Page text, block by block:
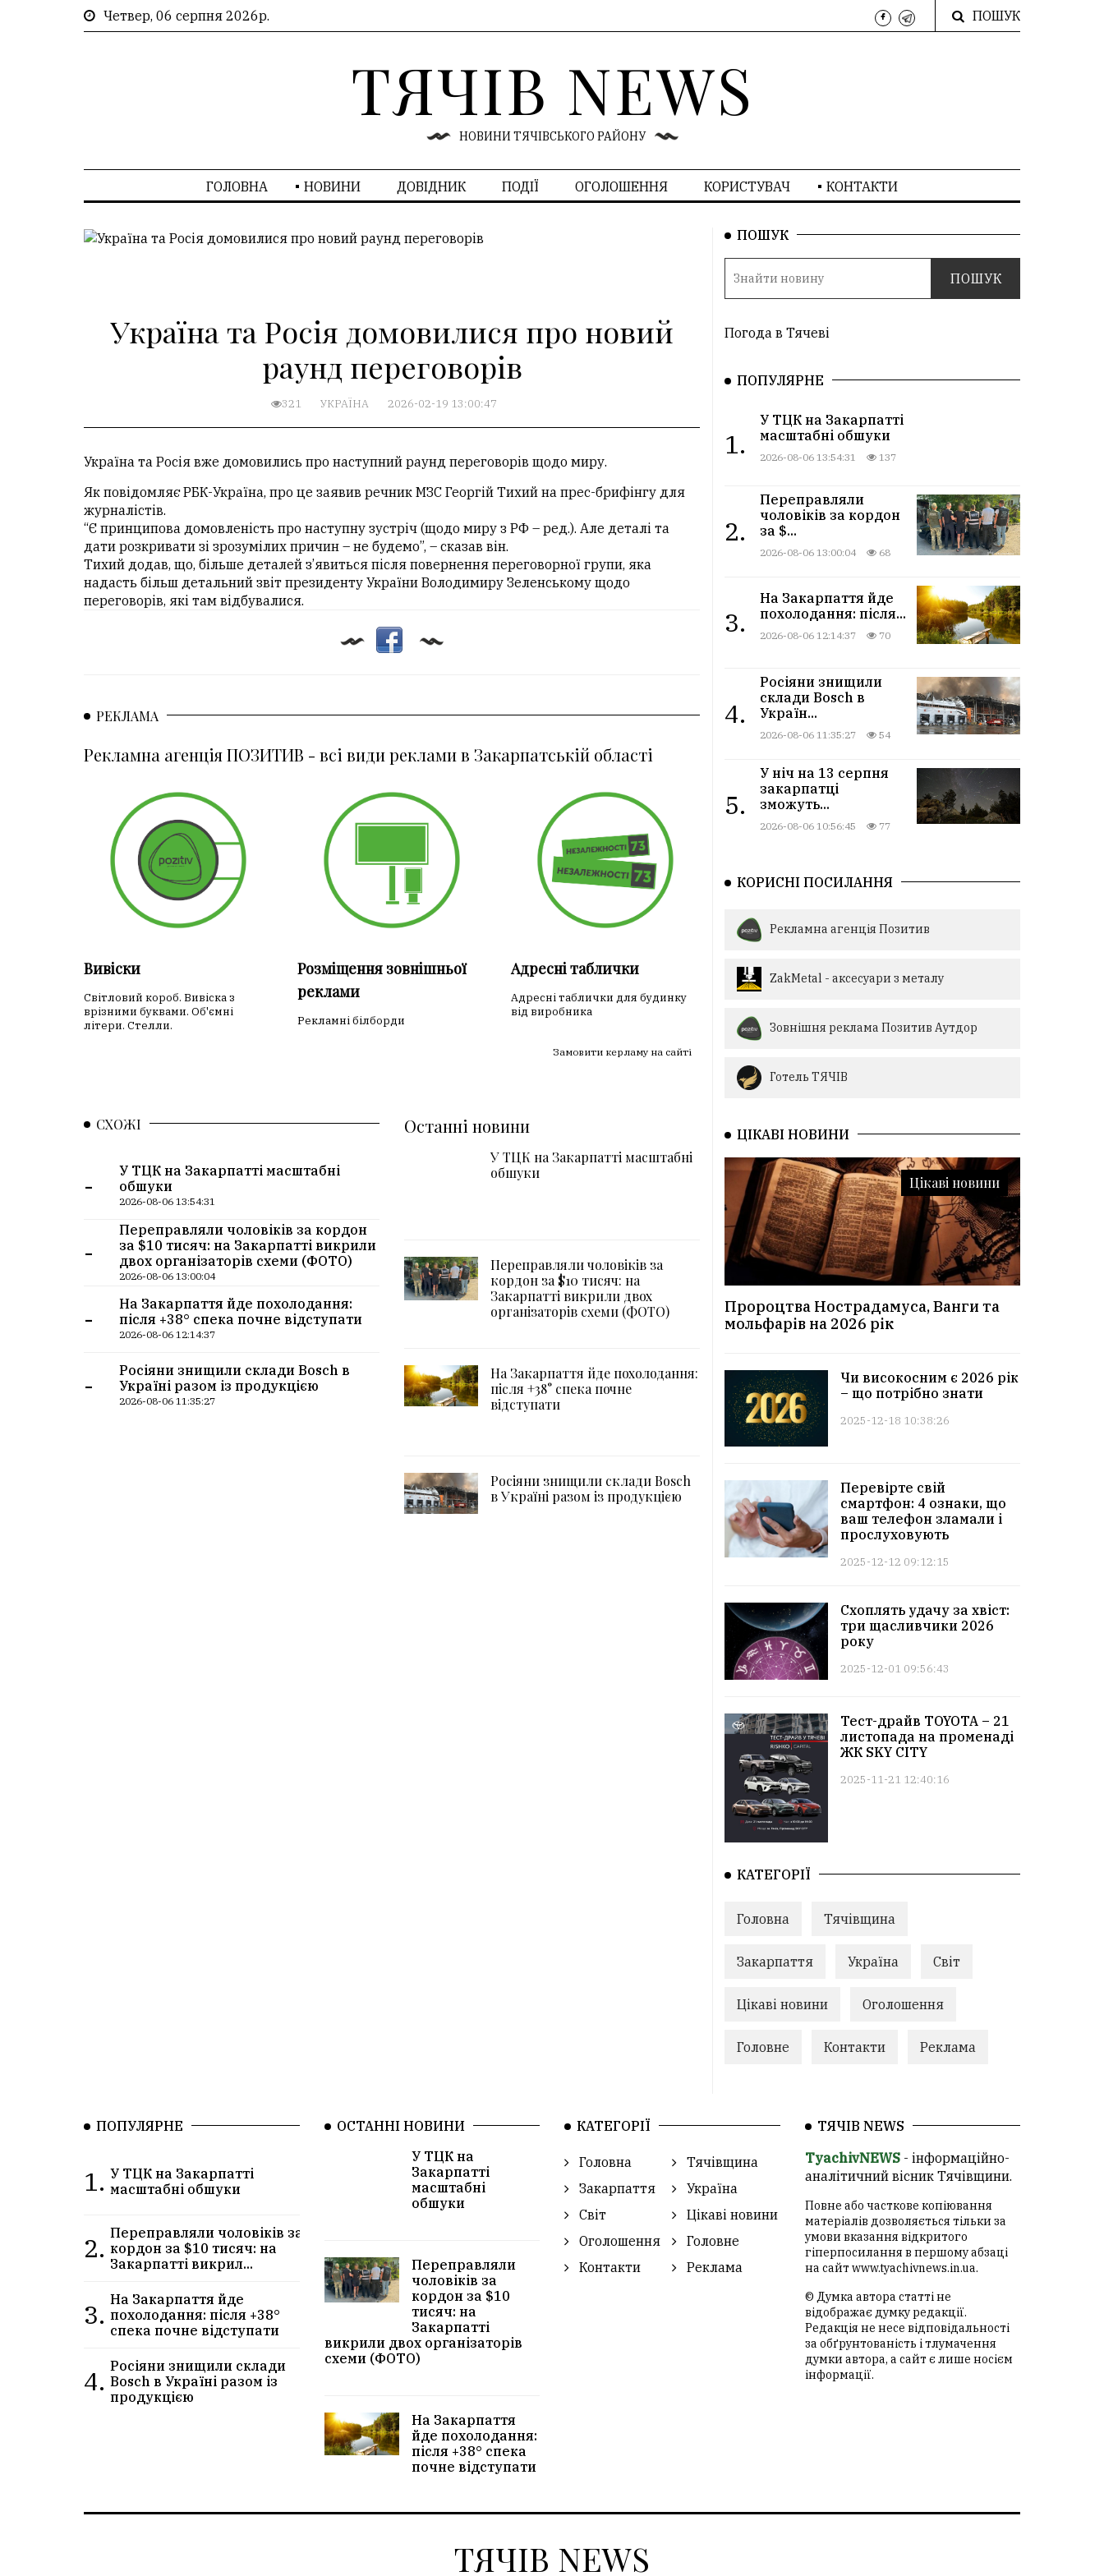
Четвер, 06 серпня 2026р. ПОШУК
ТЯЧІВ NEWS
НОВИНИ ТЯЧІВСЬКОГО РАЙОНУ
ГОЛОВНА НОВИНИ ДОВІДНИК ПОДІЇ ОГОЛОШЕННЯ КОРИСТУВАЧ КОНТАКТИ
Україна та Росія домовилися про новий
раунд переговорів
321 УКРАЇНА 2026-02-19 13:00:47
​Україна та Росія вже домовились про наступний раунд переговорів щодо миру.
Як повідомляє РБК-Україна, про це заявив речник МЗС Георгій Тихий на прес-брифінгу для
журналістів.
“Є принципова домовленість про наступну зустріч (щодо миру з РФ – ред.). Але деталі та
дати розкривати зі зрозумілих причин – не будемо”, – сказав він.
Тихий додав, що, більше деталей з’явиться після повернення переговорної групи, яка
надасть більш детальний звіт президенту України Володимиру Зеленському щодо
переговорів, які там відбувалися.​
РЕКЛАМА
Рекламна агенція ПОЗИТИВ - всі види реклами в Закарпатській області
Вивіски
Світловий короб. Вивіска з
врізними буквами. Об'ємні
літери. Стелли.
Розміщення зовнішньої
реклами
Рекламні білборди
Адресні таблички
Адресні таблички для будинку
від виробника
Замовити керламу на сайті
СХОЖІ
-
У ТЦК на Закарпатті масштабні
обшуки
2026-08-06 13:54:31
-
Переправляли чоловіків за кордон
за $10 тисяч: на Закарпатті викрили
двох організаторів схеми (ФОТО)
2026-08-06 13:00:04
-
На Закарпаття йде похолодання:
після +38° спека почне відступати
2026-08-06 12:14:37
-
Росіяни знищили склади Bosch в
Україні разом із продукцією
2026-08-06 11:35:27
Останні новини
У ТЦК на Закарпатті масштабні
обшуки
Переправляли чоловіків за
кордон за $10 тисяч: на
Закарпатті викрили двох
організаторів схеми (ФОТО)
На Закарпаття йде похолодання:
після +38° спека почне
відступати
Росіяни знищили склади Bosch
в Україні разом із продукцією
ПОШУК
Погода в Тячеві
ПОПУЛЯРНЕ
1.
У ТЦК на Закарпатті
масштабні обшуки
2026-08-06 13:54:31 137
2.
Переправляли
чоловіків за кордон
за $...
2026-08-06 13:00:04 68
3.
На Закарпаття йде
похолодання: після...
2026-08-06 12:14:37 70
4.
Росіяни знищили
склади Bosch в
Україн...
2026-08-06 11:35:27 54
5.
У ніч на 13 серпня
закарпатці
зможуть...
2026-08-06 10:56:45 77
КОРИСНІ ПОСИЛАННЯ
Рекламна агенція Позитив
ZakMetal - аксесуари з металу
Зовнішня реклама Позитив Аутдор
Готель ТЯЧІВ
ЦІКАВІ НОВИНИ
Цікаві новини
Пророцтва Нострадамуса, Ванги та
мольфарів на 2026 рік
Чи високосним є 2026 рік
– що потрібно знати
2025-12-18 10:38:26
Перевірте свій
смартфон: 4 ознаки, що
ваш телефон зламали і
прослуховують
2025-12-12 09:12:15
Схоплять удачу за хвіст:
три щасливчики 2026
року
2025-12-01 09:56:43
Тест-драйв TOYOTA – 21
листопада на променаді
ЖК SKY CITY
2025-11-21 12:40:16
КАТЕГОРІЇ
Головна Тячівщина
Закарпаття Україна Світ
Цікаві новини Оголошення
Головне Контакти Реклама
ПОПУЛЯРНЕ
1. У ТЦК на Закарпатті
масштабні обшуки
2. Переправляли чоловіків за
кордон за $10 тисяч: на
Закарпатті викрил...
3. На Закарпаття йде
похолодання: після +38°
спека почне відступати
4. Росіяни знищили склади
Bosch в Україні разом із
продукцією
ОСТАННІ НОВИНИ
У ТЦК на
Закарпатті
масштабні
обшуки
Переправляли
чоловіків за
кордон за $10
тисяч: на
Закарпатті
викрили двох організаторів
схеми (ФОТО)
На Закарпаття
йде похолодання:
після +38° спека
почне відступати
КАТЕГОРІЇ
Головна
Тячівщина
Закарпаття
Україна
Світ
Цікаві новини
Оголошення
Головне
Контакти
Реклама
ТЯЧІВ NEWS
TyachivNEWS- інформаційно-
аналітичний вісник Тячівщини.
Повне або часткове копіювання
матеріалів дозволяється тільки за
умови вказання відкритого
гіперпосилання в першому абзаці
на сайт www.tyachivnews.in.ua.
© Думка автора статті не
відображає думку редакції.
Редакція не несе відповідальності
за обґрунтованість і тлумачення
думки автора, а сайт є лише носієм
інформації.
ТЯЧІВ NEWS